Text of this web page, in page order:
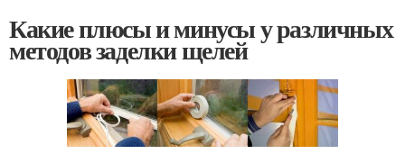
Какие плюсы и минусы у различных
методов заделки щелей